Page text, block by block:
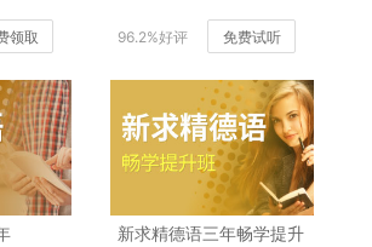
领取 96.2%好评 免费试听
新求精德语三年畅学提升